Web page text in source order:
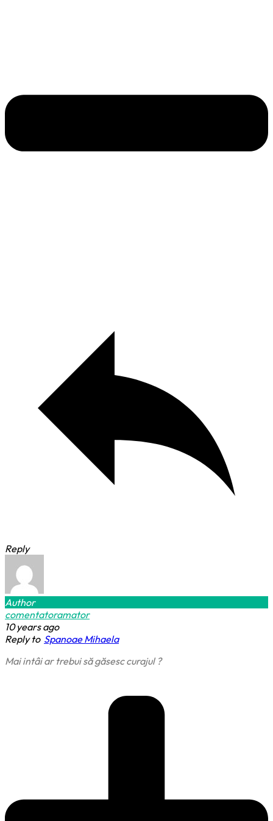
Reply
Author
comentatoramator
10 years ago
Reply to Spanoae Mihaela
Mai intâi ar trebui să găsesc curajul ?